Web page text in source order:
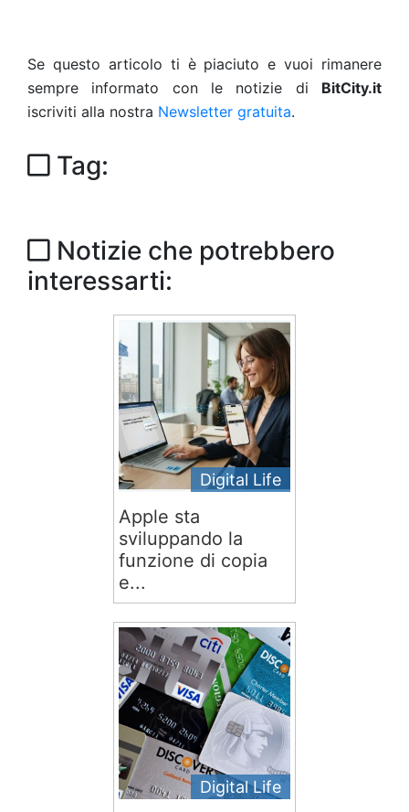
Se questo articolo ti è piaciuto e vuoi rimanere
sempre informato con le notizie di BitCity.it
iscriviti alla nostra Newsletter gratuita.
Tag:
Notizie che potrebbero
interessarti:
Digital Life
Apple sta
sviluppando la
funzione di copia
e...
Digital Life